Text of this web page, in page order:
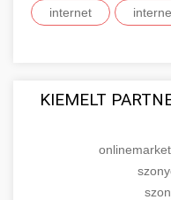
internet
KIEMELT